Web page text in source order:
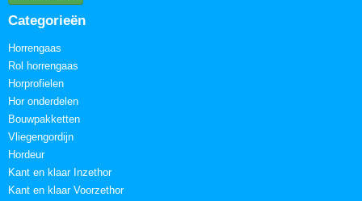
Categorieën
Horrengaas
Rol horrengaas
Horprofielen
Hor onderdelen
Bouwpakketten
Vliegengordijn
Hordeur
Kant en klaar Inzethor
Kant en klaar Voorzethor